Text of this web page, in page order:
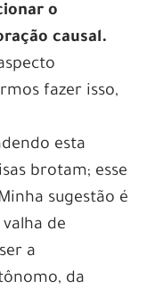
o
causal.
fazer isso,
esta
brotam; esse
sugestão é
de
a
da